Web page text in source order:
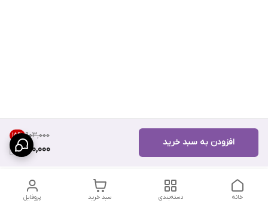
۹۰۳٬۰۰۰ 15%
760,000
افزودن به سبد خرید
پروفایل سبد خرید دسته‌بندی خانه